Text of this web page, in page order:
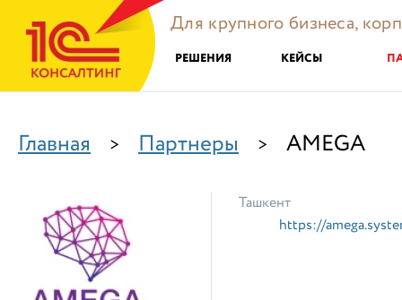
Для крупного бизнеса,
РЕШЕНИЯ КЕЙСЫ
Главная > Партнеры > AMEGA
Ташкент
https://